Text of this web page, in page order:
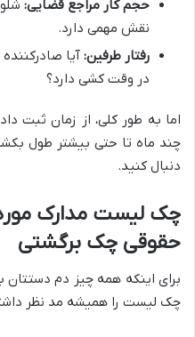
حجم کار مراجع قضایی:
نقش مهمی دارد.
رفتار طرفین: آیا
در وقت کشی دارد؟
اما به طور کلی، از زمان ثبت
چند ماه تا حتی بیشتر طول
دنبال کنید.
چک لیست مدارک
حقوقی چک برگشتی
برای اینکه همه چیز دم دستتان
چک لیست را همیشه مد نظر